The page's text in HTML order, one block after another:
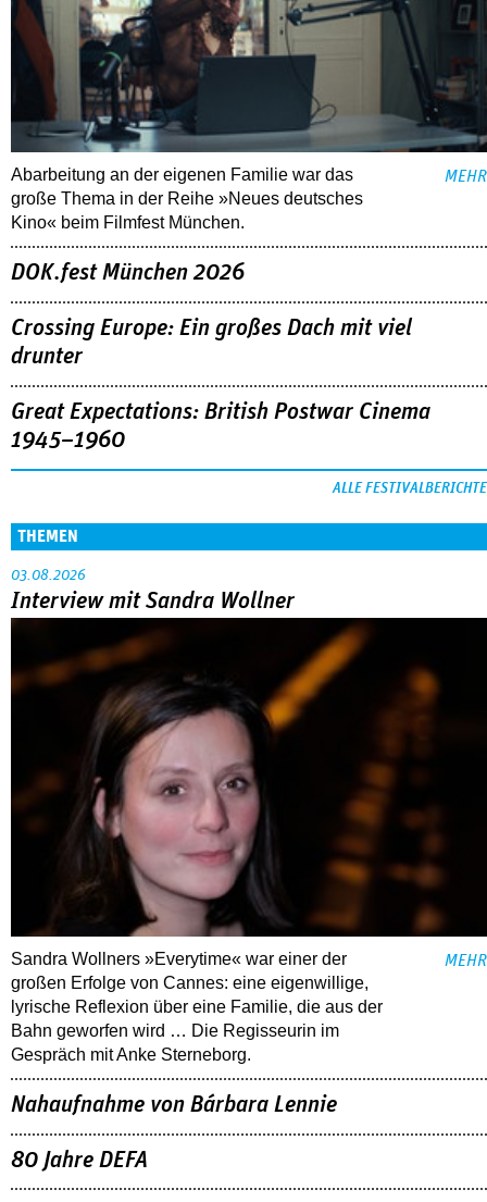
Abarbeitung an der eigenen Familie war das
große Thema in der Reihe »Neues deutsches
Kino« beim Filmfest München.
MEHR
DOK.fest München 2026
Crossing Europe: Ein großes Dach mit viel
drunter
Great Expectations: British Postwar Cinema
1945–1960
ALLE FESTIVALBERICHTE
THEMEN
03.08.2026
Interview mit Sandra Wollner
Sandra Wollners »Everytime« war einer der
großen Erfolge von Cannes: eine eigenwillige,
lyrische Reflexion über eine ­Familie, die aus der
Bahn geworfen wird … Die Regisseurin im
Gespräch mit Anke Sterneborg.
MEHR
Nahaufnahme von Bárbara Lennie
80 Jahre DEFA